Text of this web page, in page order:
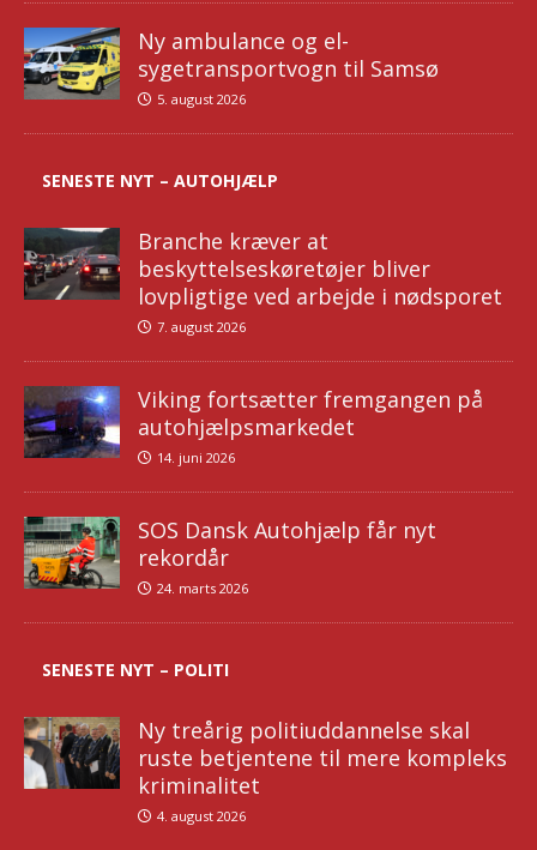
Ny ambulance og el-
sygetransportvogn til Samsø
5. august 2026
SENESTE NYT – AUTOHJÆLP
Branche kræver at
beskyttelseskøretøjer bliver
lovpligtige ved arbejde i nødsporet
7. august 2026
Viking fortsætter fremgangen på
autohjælpsmarkedet
14. juni 2026
SOS Dansk Autohjælp får nyt
rekordår
24. marts 2026
SENESTE NYT – POLITI
Ny treårig politiuddannelse skal
ruste betjentene til mere kompleks
kriminalitet
4. august 2026